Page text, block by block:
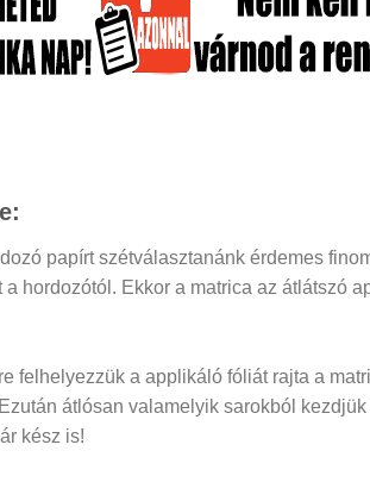
papírt szétválasztanánk érdemes
hordozótól. Ekkor a matrica az átlátszó
felhelyezzük a applikáló fóliát rajta a
átlósan valamelyik sarokból
kész is!